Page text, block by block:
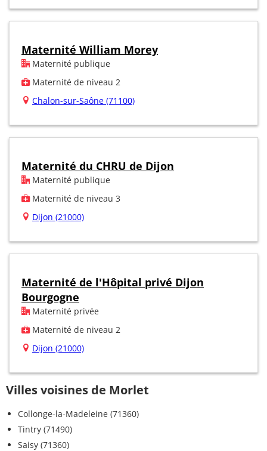
Maternité William Morey
Maternité publique
Maternité de niveau 2
Chalon-sur-Saône (71100)
Maternité du CHRU de Dijon
Maternité publique
Maternité de niveau 3
Dijon (21000)
Maternité de l'Hôpital privé Dijon
Bourgogne
Maternité privée
Maternité de niveau 2
Dijon (21000)
Villes voisines de Morlet
Collonge-la-Madeleine (71360)
Tintry (71490)
Saisy (71360)